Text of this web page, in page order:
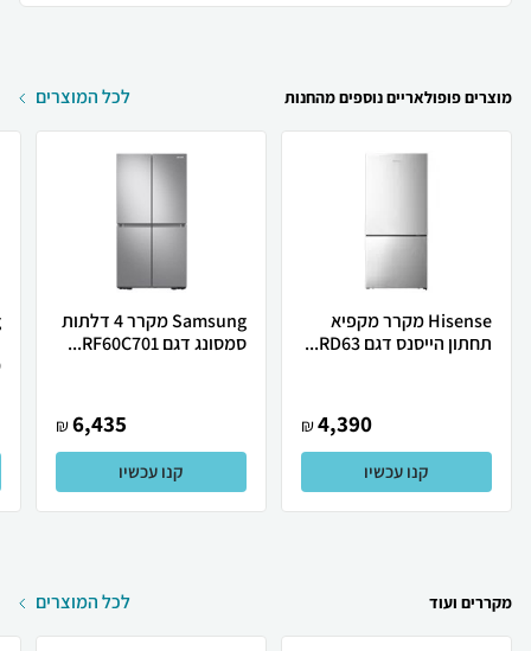
מוצרים פופולאריים נוספים מהחנות לכל המוצרים
Hisense מקרר מקפיא
תחתון הייסנס דגם RD63...
4,390
₪
קנו עכשיו
Samsung מקרר 4 דלתות
סמסונג דגם RF60C701...
6,435
₪
קנו עכשיו
מקררים ועוד לכל המוצרים